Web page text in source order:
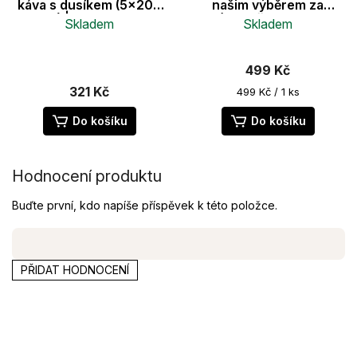
káva s dusíkem (5x200
ml) | Bez cukru
Skladem
321 Kč
Do košíku
našim výběrem za
zvýhodněnou cenu v
boxu
produktu
je
5,0
z
5
Skladem
499 Kč
Měrná
cena:
499 Kč / 1 ks
Do košíku
Hodnocení produktu
Buďte první, kdo napíše příspěvek k této položce.
PŘIDAT HODNOCENÍ